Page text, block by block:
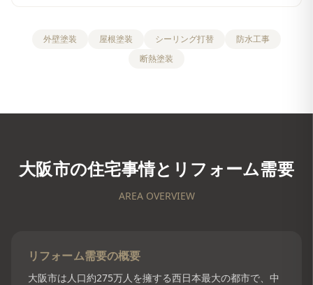
外壁塗装 屋根塗装 シーリング打替
防水工事
断熱塗装
大阪市の住宅事情とリフォーム需要
AREA OVERVIEW
リフォーム需要の概要
大阪市は人口約275万人を擁する西日本最大の都市で、中